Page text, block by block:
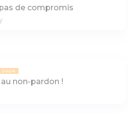
de compromis
JOUR
non-pardon !